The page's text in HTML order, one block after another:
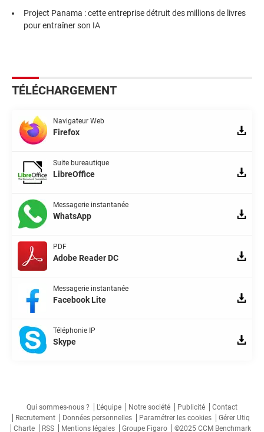
Project Panama : cette entreprise détruit des millions de livres
pour entraîner son IA
TÉLÉCHARGEMENT
Navigateur Web
Firefox
Suite bureautique
LibreOffice
Messagerie instantanée
WhatsApp
PDF
Adobe Reader DC
Messagerie instantanée
Facebook Lite
Téléphonie IP
Skype
Qui sommes-nous ? L'équipe Notre société Publicité
Contact
Recrutement
Données personnelles Paramétrer les cookies
Gérer Utiq
Charte
RSS Mentions légales Groupe Figaro ©2025 CCM Benchmark